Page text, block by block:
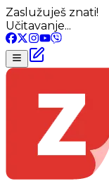
Zaslužuješ znati!
Učitavanje...